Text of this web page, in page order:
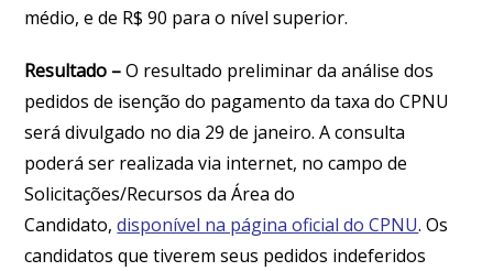
médio, e de R$ 90 para o nível superior.
Resultado –O resultado preliminar da análise dos
pedidos de isenção do pagamento da taxa do CPNU
será divulgado no dia 29 de janeiro. A consulta
poderá ser realizada via internet, no campo de
Solicitações/Recursos da Área do
Candidato,disponível na página oficial do CPNU. Os
candidatos que tiverem seus pedidos indeferidos